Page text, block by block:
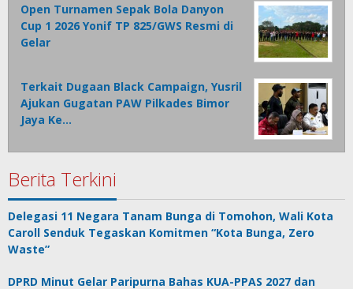
Open Turnamen Sepak Bola Danyon
Cup 1 2026 Yonif TP 825/GWS Resmi di
Gelar
Terkait Dugaan Black Campaign, Yusril
Ajukan Gugatan PAW Pilkades Bimor
Jaya Ke…
Berita Terkini
Delegasi 11 Negara Tanam Bunga di Tomohon, Wali Kota
Caroll Senduk Tegaskan Komitmen “Kota Bunga, Zero
Waste”
DPRD Minut Gelar Paripurna Bahas KUA-PPAS 2027 dan